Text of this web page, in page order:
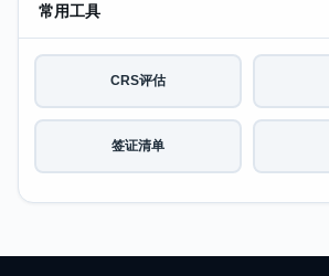
常用工具
CRS评估
签证清单